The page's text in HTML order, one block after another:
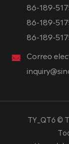
86-189-
86-189-
86-189-
Correo
TY_QT6 ©